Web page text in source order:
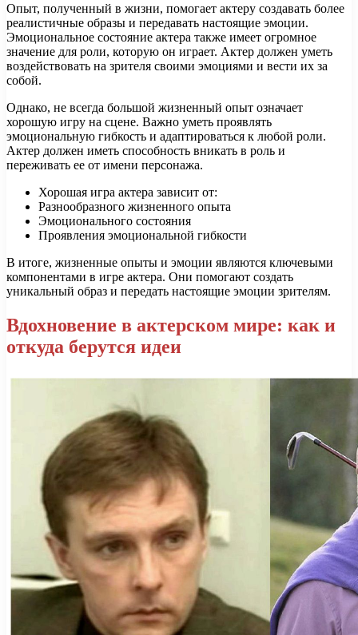
Опыт, полученный в жизни, помогает актеру создавать более
реалистичные образы и передавать настоящие эмоции.
Эмоциональное состояние актера также имеет огромное
значение для роли, которую он играет. Актер должен уметь
воздействовать на зрителя своими эмоциями и вести их за
собой.
Однако, не всегда большой жизненный опыт означает
хорошую игру на сцене. Важно уметь проявлять
эмоциональную гибкость и адаптироваться к любой роли.
Актер должен иметь способность вникать в роль и
переживать ее от имени персонажа.
Хорошая игра актера зависит от:
Разнообразного жизненного опыта
Эмоционального состояния
Проявления эмоциональной гибкости
В итоге, жизненные опыты и эмоции являются ключевыми
компонентами в игре актера. Они помогают создать
уникальный образ и передать настоящие эмоции зрителям.
Вдохновение в актерском мире: как и
откуда берутся идеи